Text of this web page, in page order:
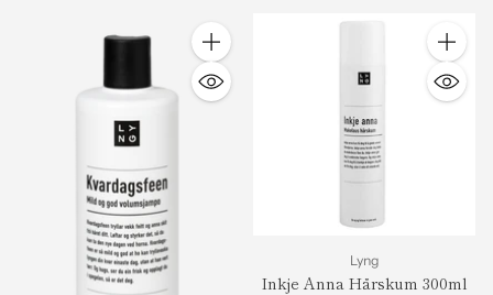
Antall Antall
Lyng
Inkje Anna Hårskum 300ml